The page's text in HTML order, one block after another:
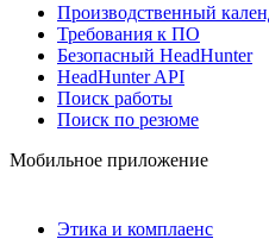
Производственный
Требования к ПО
Безопасный HeadHunter
HeadHunter API
Поиск работы
Поиск по резюме
Мобильное приложение
Этика и комплаенс